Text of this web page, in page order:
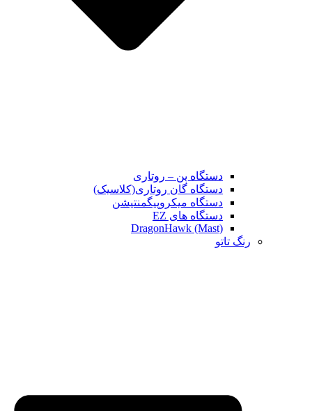
دستگاه پن – روتاری
دستگاه گان روتاری(کلاسیک)
دستگاه میکروپیگمنتیشن
دستگاه های EZ
DragonHawk (Mast)
رنگ تاتو